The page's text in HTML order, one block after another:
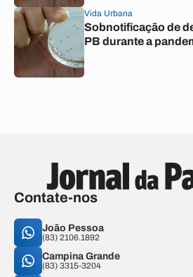
Vida Urbana
Sobnotificação de
PB durante a
Contate-nos
João Pessoa
(83) 2106.1892
Campina Grande
(83) 3315-3204